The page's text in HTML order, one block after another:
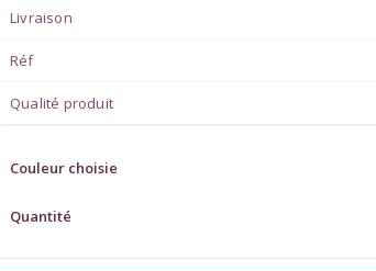
Livraison
Réf
Qualité produit
Couleur choisie
Quantité